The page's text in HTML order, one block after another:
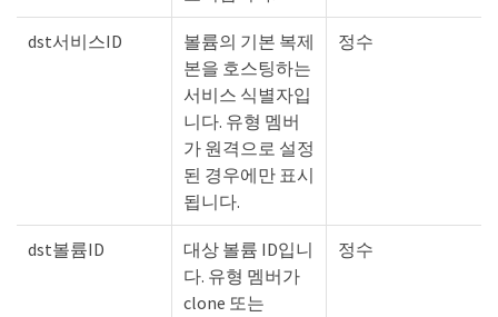
dst서비스ID
볼륨의 기본 복제
본을 호스팅하는
서비스 식별자입
니다. 유형 멤버
가 원격으로 설정
된 경우에만 표시
됩니다.
정수
dst볼륨ID
대상 볼륨 ID입니
다. 유형 멤버가
clone 또는
정수